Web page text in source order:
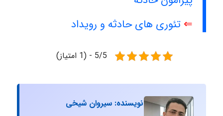
⇐ تئوری های حادثه و رویداد
5/5 - (1 امتیاز)
نویسنده: سیروان شیخی